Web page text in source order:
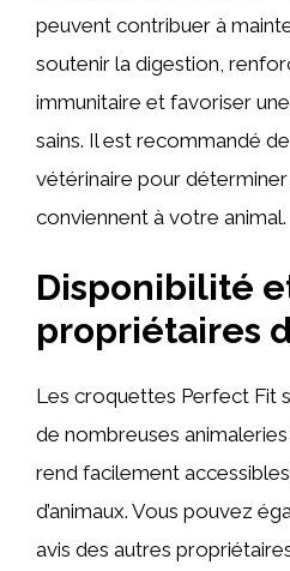
peuvent contribuer à
soutenir la digestion,
immunitaire et favoriser
sains. Il est recommandé
vétérinaire pour
conviennent à votre animal.
Disponibilité
propriétaires
Les croquettes Perfect Fit
de nombreuses
rend facilement
d’animaux. Vous pouvez
avis des autres